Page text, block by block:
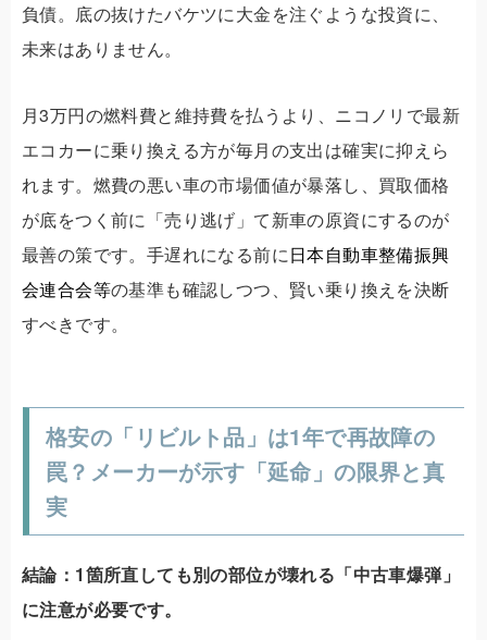
負債。底の抜けたバケツに大金を注ぐような投資に、
未来はありません。
月3万円の燃料費と維持費を払うより、ニコノリで最新
エコカーに乗り換える方が毎月の支出は確実に抑えら
れます。燃費の悪い車の市場価値が暴落し、買取価格
が底をつく前に「売り逃げ」て新車の原資にするのが
最善の策です。手遅れになる前に日本自動車整備振興
会連合会等の基準も確認しつつ、賢い乗り換えを決断
すべきです。
格安の「リビルト品」は1年で再故障の
罠？メーカーが示す「延命」の限界と真
実
結論：1箇所直しても別の部位が壊れる「中古車爆弾」
に注意が必要です。